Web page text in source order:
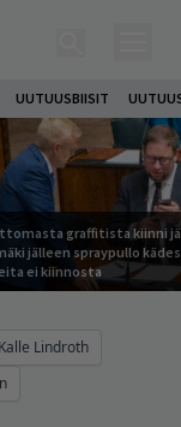
UUTUUSBIISIT
graffitista kiinni
jälleen spraypullo
ei kiinnosta
Lindroth